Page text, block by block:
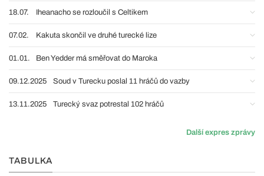
18.07. Iheanacho se rozloučil s Celtikem
07.02. Kakuta skončil ve druhé turecké lize
01.01. Ben Yedder má směřovat do Maroka
09.12.2025 Soud v Turecku poslal 11 hráčů do vazby
13.11.2025 Turecký svaz potrestal 102 hráčů
Další expres zprávy
TABULKA